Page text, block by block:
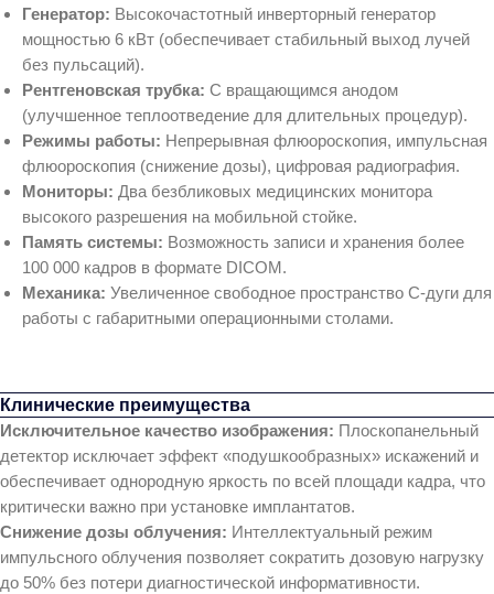
Генератор: Высокочастотный инверторный генератор
мощностью 6 кВт (обеспечивает стабильный выход лучей
без пульсаций).
Рентгеновская трубка: С вращающимся анодом
(улучшенное теплоотведение для длительных процедур).
Режимы работы: Непрерывная флюороскопия, импульсная
флюороскопия (снижение дозы), цифровая радиография.
Мониторы: Два безбликовых медицинских монитора
высокого разрешения на мобильной стойке.
Память системы: Возможность записи и хранения более
100 000 кадров в формате DICOM.
Механика: Увеличенное свободное пространство С-дуги для
работы с габаритными операционными столами.
Клинические преимущества
Исключительное качество изображения: Плоскопанельный
детектор исключает эффект «подушкообразных» искажений и
обеспечивает однородную яркость по всей площади кадра, что
критически важно при установке имплантатов.
Снижение дозы облучения: Интеллектуальный режим
импульсного облучения позволяет сократить дозовую нагрузку
до 50% без потери диагностической информативности.